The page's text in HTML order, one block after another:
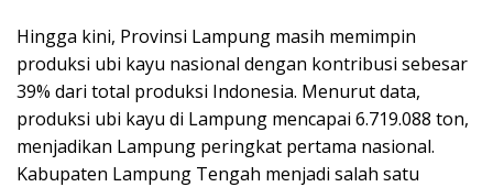
Hingga kini, Provinsi Lampung masih memimpin
produksi ubi kayu nasional dengan kontribusi sebesar
39% dari total produksi Indonesia. Menurut data,
produksi ubi kayu di Lampung mencapai 6.719.088 ton,
menjadikan Lampung peringkat pertama nasional.
Kabupaten Lampung Tengah menjadi salah satu